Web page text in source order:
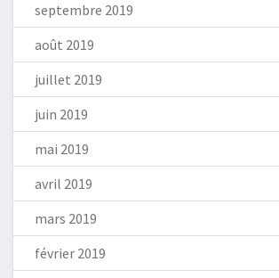
septembre 2019
août 2019
juillet 2019
juin 2019
mai 2019
avril 2019
mars 2019
février 2019